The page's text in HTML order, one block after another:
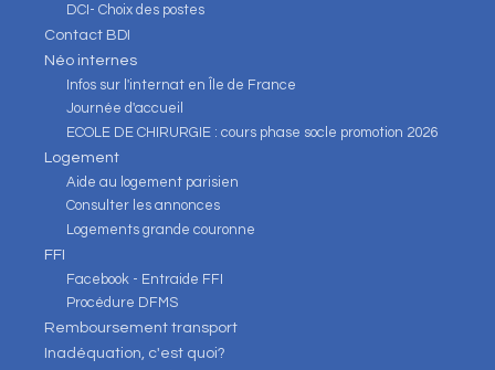
DCI- Choix des postes
Contact BDI
Néo internes
Infos sur l'internat en Île de France
Journée d'accueil
ECOLE DE CHIRURGIE : cours phase socle promotion 2026
Logement
Aide au logement parisien
Consulter les annonces
Logements grande couronne
FFI
Facebook - Entraide FFI
Procédure DFMS
Remboursement transport
Inadéquation, c'est quoi?